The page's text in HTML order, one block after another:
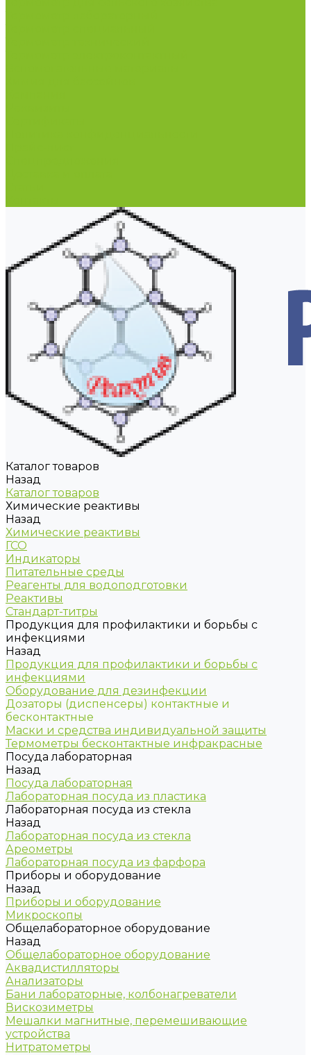
Каталог товаров
Назад
Каталог товаров
Химические реактивы
Назад
Химические реактивы
ГСО
Индикаторы
Питательные среды
Реагенты для водоподготовки
Реактивы
Стандарт-титры
Продукция для профилактики и борьбы с
инфекциями
Назад
Продукция для профилактики и борьбы с
инфекциями
Оборудование для дезинфекции
Дозаторы (диспенсеры) контактные и
бесконтактные
Маски и средства индивидуальной защиты
Термометры бесконтактные инфракрасные
Посуда лабораторная
Назад
Посуда лабораторная
Лабораторная посуда из пластика
Лабораторная посуда из стекла
Назад
Лабораторная посуда из стекла
Ареометры
Лабораторная посуда из фарфора
Приборы и оборудование
Назад
Приборы и оборудование
Микроскопы
Общелабораторное оборудование
Назад
Общелабораторное оборудование
Аквадистилляторы
Анализаторы
Бани лабораторные, колбонагреватели
Вискозиметры
Мешалки магнитные, перемешивающие
устройства
Нитратометры